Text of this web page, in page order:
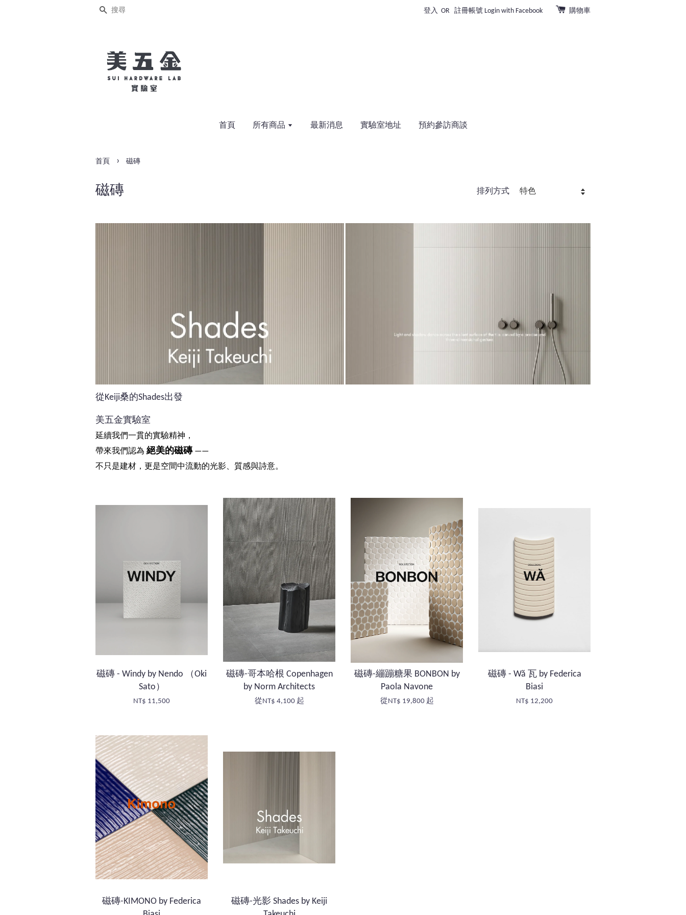
搜尋 登入 OR 註冊帳號 Login with Facebook 購物車
首頁 所有商品 最新消息 實驗室地址 預約參訪商談
首頁 › 磁磚
磁磚 排列方式
從Keiji桑的Shades出發
美五金實驗室
延續我們一貫的實驗精神，
帶來我們認為 絕美的磁磚——
不只是建材，更是空間中流動的光影、質感與詩意。
磁磚 - Windy by Nendo （Oki
Sato）
NT$ 11,500
磁磚-哥本哈根 Copenhagen
by Norm Architects
從 NT$ 4,100 起
磁磚-繃蹦糖果 BONBON by
Paola Navone
從 NT$ 19,800 起
磁磚 - Wă 瓦 by Federica
Biasi
NT$ 12,200
磁磚-KIMONO by Federica
磁磚-光影 Shades by Keiji